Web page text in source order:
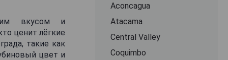
вкусом и
ценит лёгкие
такие как
цвет и
Aconcagua
Atacama
Central Valley
Coquimbo